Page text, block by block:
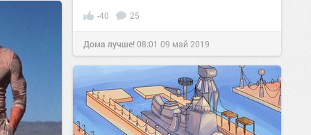
-40 25
Дома лучше!08:01 09 май 2019